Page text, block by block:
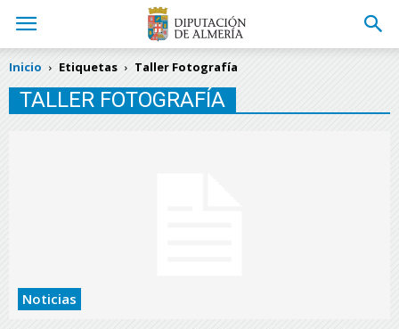
Inicio Etiquetas Taller Fotografía
TALLER FOTOGRAFÍA
Noticias